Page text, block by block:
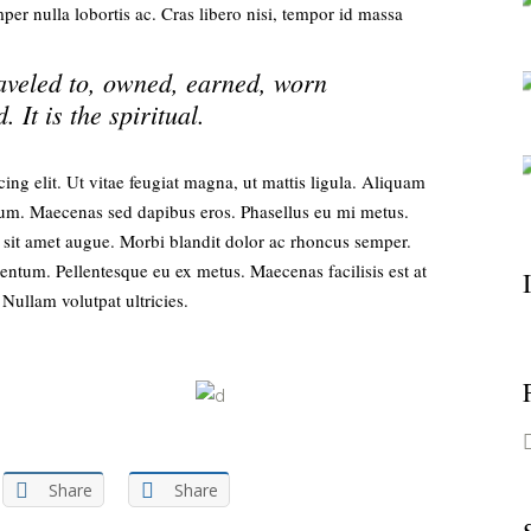
nulla lobortis ac. Cras libero nisi, tempor id massa
to, owned, earned, worn
It is the spiritual.
elit. Ut vitae feugiat magna, ut mattis ligula. Aliquam
Maecenas sed dapibus eros. Phasellus eu mi metus.
amet augue. Morbi blandit dolor ac rhoncus semper.
Pellentesque eu ex metus. Maecenas facilisis est at
volutpat ultricies.
Share Share